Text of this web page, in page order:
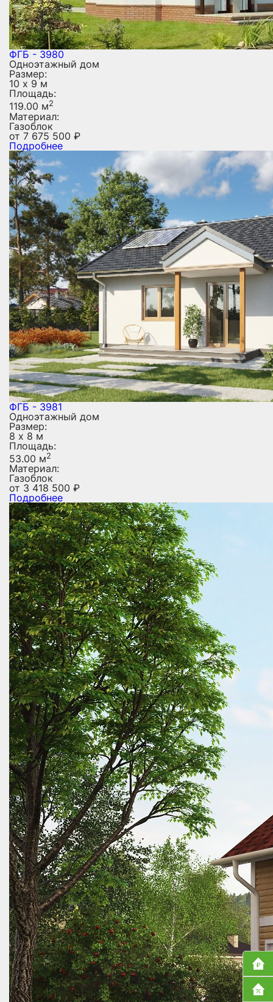
ФГБ - 3980
Одноэтажный дом
Размер:
10 х 9 м
Площадь:
119.00 м2
Материал:
Газоблок
от 7 675 500 ₽
Подробнее
ФГБ - 3981
Одноэтажный дом
Размер:
8 х 8 м
Площадь:
53.00 м2
Материал:
Газоблок
от 3 418 500 ₽
Подробнее